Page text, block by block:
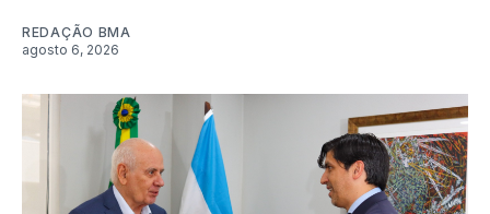
REDAÇÃO BMA
agosto 6, 2026